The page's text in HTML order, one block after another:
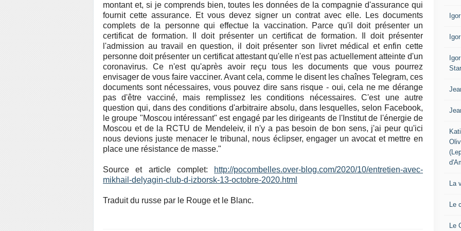
montant et, si je comprends bien, toutes les données de la compagnie d'assurance qui
fournit cette assurance. Et vous devez signer un contrat avec elle. Les documents
complets de la personne qui effectue la vaccination. Parce qu'il doit présenter un
certificat de formation. Il doit présenter un certificat de formation. Il doit présenter
l'admission au travail en question, il doit présenter son livret médical et enfin cette
personne doit présenter un certificat attestant qu'elle n'est pas actuellement atteinte d'un
coronavirus. Ce n'est qu'après avoir reçu tous les documents que vous pourrez
envisager de vous faire vacciner. Avant cela, comme le disent les chaînes Telegram, ces
documents sont nécessaires, vous pouvez dire sans risque - oui, cela ne me dérange
pas d'être vacciné, mais remplissez les conditions nécessaires. C'est une autre
question qui, dans des conditions d'arbitraire absolu, dans lesquelles, selon Facebook,
le groupe "Moscou intéressant" est engagé par les dirigeants de l'Institut de l'énergie de
Moscou et de la RCTU de Mendeleiv, il n'y a pas besoin de bon sens, j'ai peur qu'ici
nous devions juste menacer le tribunal, nous éclipser, engager un avocat et mettre en
place une résistance de masse."
Source et article complet:
http://pocombelles.over-blog.com/2020/10/entretien-avec-
mikhail-delyagin-club-d-izborsk-13-octobre-2020.html
Traduit du russe par le Rouge et le Blanc.
La
Le
Le